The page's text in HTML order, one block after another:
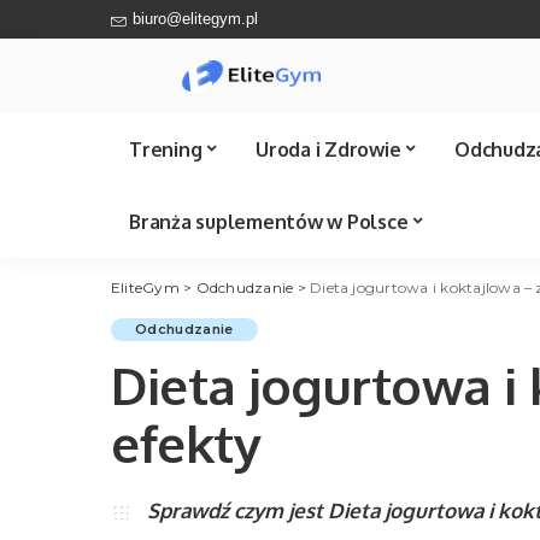
biuro@elitegym.pl
Trening
Suplementy na trening
Uroda i Zdrowie
Odżywki do rzęs
Męskie sprawy
Suplementy na potencję
Sprawdź Ile kalorii
odchudzanie
Ranking Tabletek
odchudzających
Catering Bydgoszcz
Catering Sopot
Catering Toruń
Catering Warszawa
Wszystkie miasta
Trener personalny
Mazowieckie
Trener personalny Śląskie
Trener personalny
Pomorskie
Trener personalny
Branża suplementów w Polsce
EliteGym > Odchudzanie > Dieta jogurtowa i koktajlowa –
Odchudzanie
Dieta jogurtowa i
efekty
Sprawdź czym jest Dieta jogurtowa i